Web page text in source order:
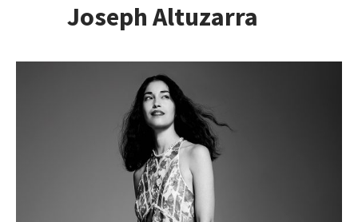
Joseph Altuzarra